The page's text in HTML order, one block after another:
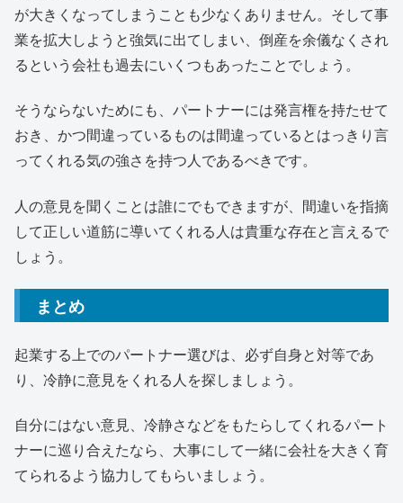
が大きくなってしまうことも少なくありません。そして事
業を拡大しようと強気に出てしまい、倒産を余儀なくされ
るという会社も過去にいくつもあったことでしょう。
そうならないためにも、パートナーには発言権を持たせて
おき、かつ間違っているものは間違っているとはっきり言
ってくれる気の強さを持つ人であるべきです。
人の意見を聞くことは誰にでもできますが、間違いを指摘
して正しい道筋に導いてくれる人は貴重な存在と言えるで
しょう。
まとめ
起業する上でのパートナー選びは、必ず自身と対等であ
り、冷静に意見をくれる人を探しましょう。
自分にはない意見、冷静さなどをもたらしてくれるパート
ナーに巡り合えたなら、大事にして一緒に会社を大きく育
てられるよう協力してもらいましょう。